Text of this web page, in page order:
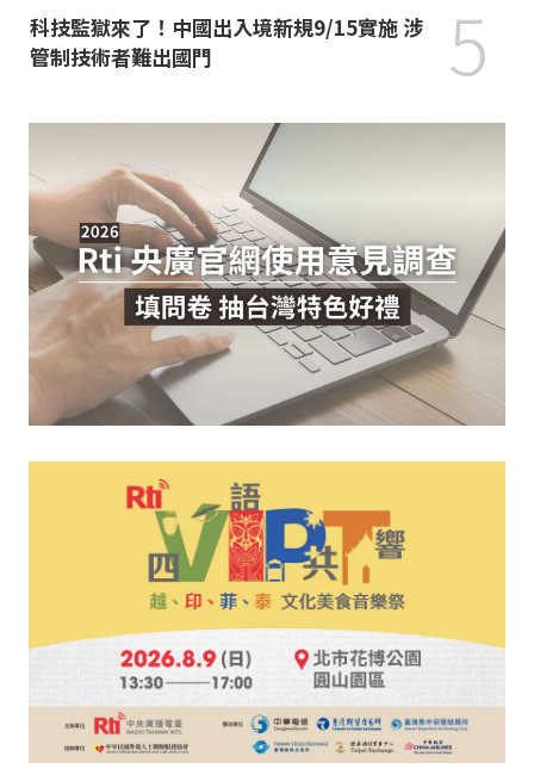
科技監獄來了！中國出入境新規9/15實施 涉
管制技術者難出國門
5